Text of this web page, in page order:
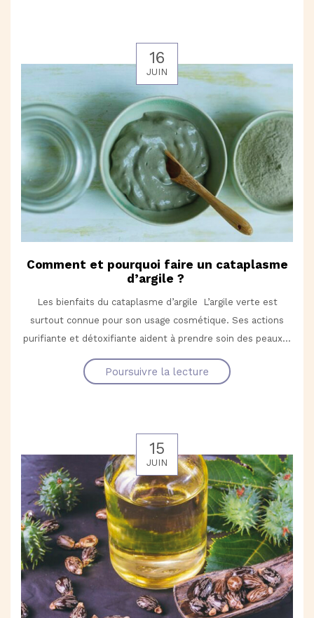
16
JUIN
Comment et pourquoi faire un cataplasme
d’argile ?
Les bienfaits du cataplasme d’argile L’argile verte est
surtout connue pour son usage cosmétique. Ses actions
purifiante et détoxifiante aident à prendre soin des peaux...
Poursuivre la lecture
15
JUIN